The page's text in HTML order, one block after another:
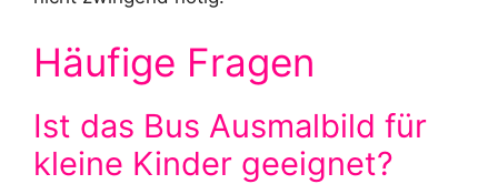
Häufige Fragen
Ist das Bus Ausmalbild für
kleine Kinder geeignet?